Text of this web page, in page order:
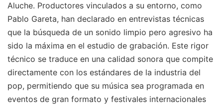
Aluche. Productores vinculados a su entorno, como
Pablo Gareta, han declarado en entrevistas técnicas
que la búsqueda de un sonido limpio pero agresivo ha
sido la máxima en el estudio de grabación. Este rigor
técnico se traduce en una calidad sonora que compite
directamente con los estándares de la industria del
pop, permitiendo que su música sea programada en
eventos de gran formato y festivales internacionales